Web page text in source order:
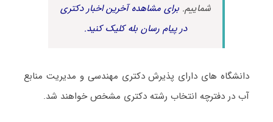
شماییم.برای مشاهده آخرین اخبار دکتری
در پیام رسان بله کلیک کنید.
دانشگاه های دارای پذیرش دکتری مهندسی و مدیریت ﻣﻨﺎﺑﻊ
آب در دفترچه انتخاب رشته دکتری مشخص خواهند شد.